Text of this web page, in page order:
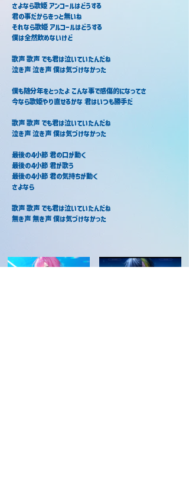
さよなら歌姫 アンコールはどうする
君の事だからきっと無いね
それなら歌姫 アルコールはどうする
僕は全然飲めないけど
歌声 歌声 でも君は泣いていたんだね
泣き声 泣き声 僕は気づけなかった
僕も随分年をとったよ こんな事で感傷的になってさ
今なら歌姫やり直せるかな 君はいつも勝手だ
歌声 歌声 でも君は泣いていたんだね
泣き声 泣き声 僕は気づけなかった
最後の4小節 君の口が動く
最後の4小節 君が歌う
最後の4小節 君の気持ちが動く
さよなら
歌声 歌声 でも君は泣いていたんだね
無き声 無き声 僕は気づけなかった